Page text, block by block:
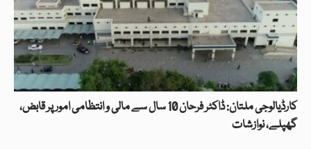
کارڈیالوجی ملتان: ڈاکٹر فرحان 10 سال سے مالی و انتظامی امور پر قابض،
گھپلے، نوازشات